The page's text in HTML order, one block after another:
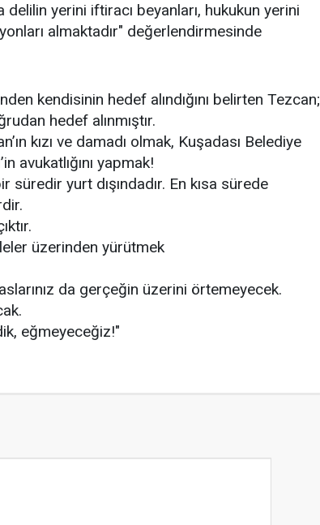
delilin yerini iftiracı beyanları, hukukun yerini
almaktadır" değerlendirmesinde
kendisinin hedef alındığını belirten Tezcan;
hedef alınmıştır.
kızı ve damadı olmak, Kuşadası Belediye
avukatlığını yapmak!
süredir yurt dışındadır. En kısa sürede
üzerinden yürütmek
da gerçeğin üzerini örtemeyecek.
eğmeyeceğiz!"